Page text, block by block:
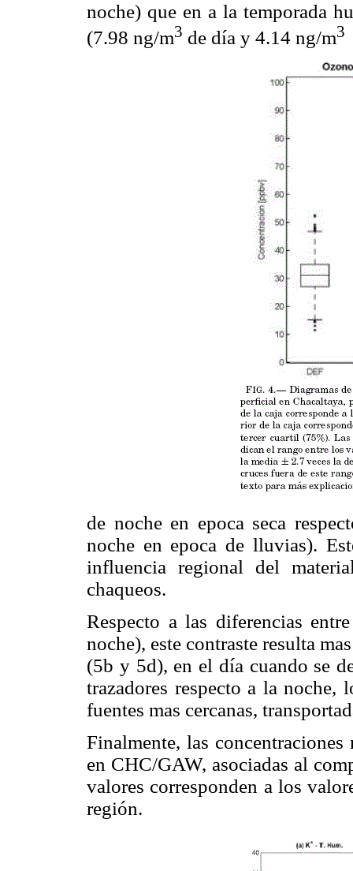
noche) que en a la temporada
(7.98 ng/m3 de día y 4.14 ng/m3
de noche en epoca seca
noche en epoca de lluvias).
influencia regional del
chaqueos.
Respecto a las diferencias
noche), este contraste resulta
(5b y 5d), en el día cuando se
trazadores respecto a la noche,
fuentes mas cercanas,
Finalmente, las
en CHC/GAW, asociadas al
valores corresponden a los
región.